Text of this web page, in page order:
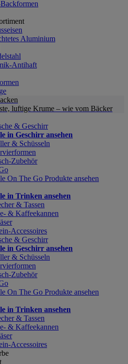
Aluminium
Antihaft
luftige Krume – wie vom Bäcker
& Geschirr
in Geschirr ansehen
& Schüsseln
Zubehör
On The Go Produkte ansehen
in Trinken ansehen
& Tassen
& Kaffeekannen
Accessoires
& Geschirr
in Geschirr ansehen
& Schüsseln
Zubehör
On The Go Produkte ansehen
in Trinken ansehen
& Tassen
& Kaffeekannen
Accessoires